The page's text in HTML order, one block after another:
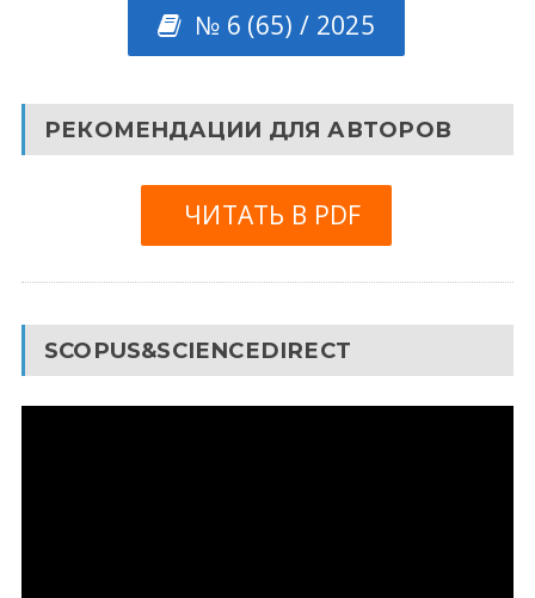
№ 6 (65) / 2025
РЕКОМЕНДАЦИИ ДЛЯ АВТОРОВ
ЧИТАТЬ В PDF
SCOPUS&SCIENCEDIRECT